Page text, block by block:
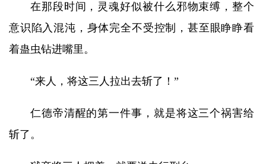
在那段时间，灵魂好似被什么邪物束缚，整个
意识陷入混沌，身体完全不受控制，甚至眼睁睁看
着蛊虫钻进嘴里。
“来人，将这三人拉出去斩了！”
仁德帝清醒的第一件事，就是将这三个祸害给
斩了。